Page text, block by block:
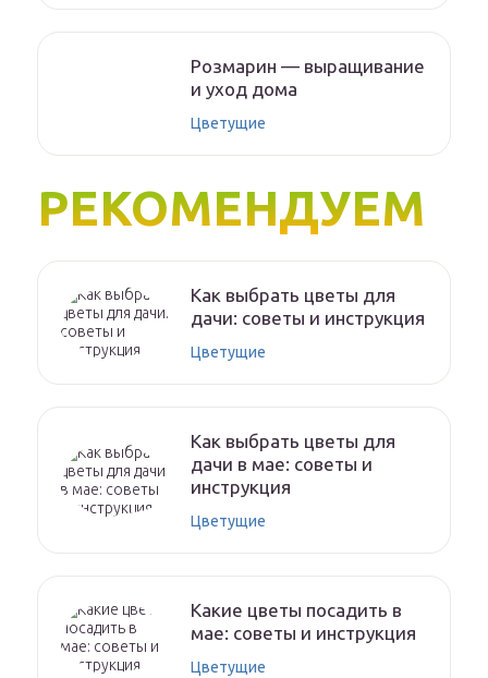
Розмарин — выращивание
и уход дома
Цветущие
РЕКОМЕНДУЕМ
Как выбрать цветы для
дачи: советы и инструкция
Цветущие
Как выбрать цветы для
дачи в мае: советы и
инструкция
Цветущие
Какие цветы посадить в
мае: советы и инструкция
Цветущие